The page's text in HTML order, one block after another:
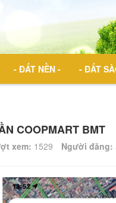
- ĐẤT NỀN - - ĐẤT
COOPMART BMT
xem: 1529 Người đăng: